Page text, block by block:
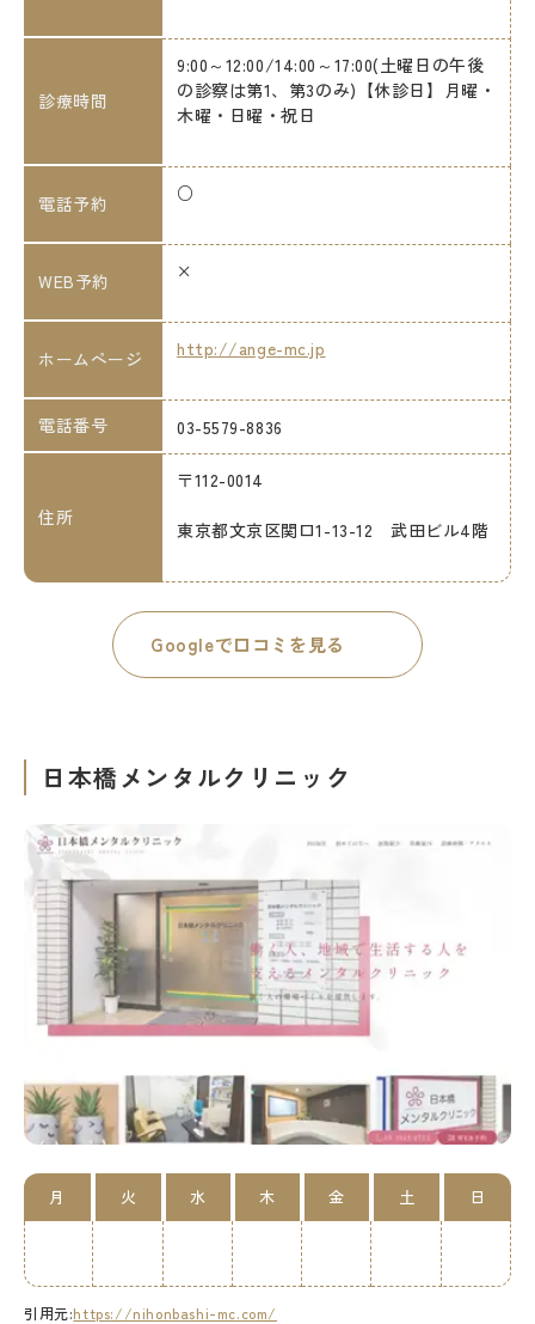
診療時間
9:00～12:00/14:00～17:00(土曜日の午後
の診察は第1、第3のみ)【休診日】月曜・
木曜・日曜・祝日
電話予約 ○
WEB予約 ×
ホームページ http://ange-mc.jp
電話番号 03-5579-8836
住所
〒112-0014
東京都文京区関口1-13-12 武田ビル4階
Googleで口コミを見る
日本橋メンタルクリニック
月 火 水 木 金 土 日
引用元:https://nihonbashi-mc.com/